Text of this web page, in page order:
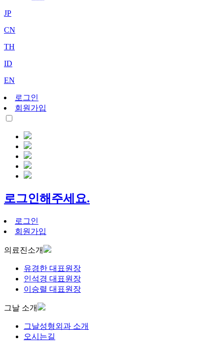
JP
CN
TH
ID
EN
로그인
회원가입
로그인해주세요.
로그인
회원가입
의료진소개
유경한 대표원장
인석경 대표원장
이승렬 대표원장
그날 소개
그날성형외과 소개
오시는길